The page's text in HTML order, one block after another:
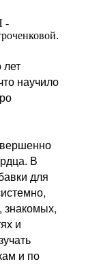
-
научило
В
для
знакомых,
и
и по